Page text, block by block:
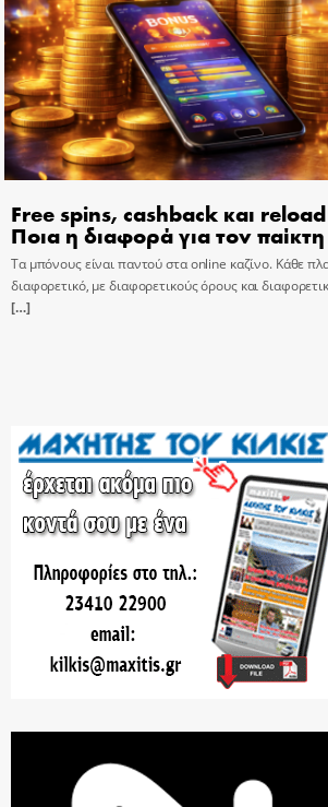
Free spins, cashback και
Ποια η διαφορά για τον παίκτη
Τα μπόνους είναι παντού στα online καζίνο. Κάθε
διαφορετικό, με διαφορετικούς όρους και
[…]